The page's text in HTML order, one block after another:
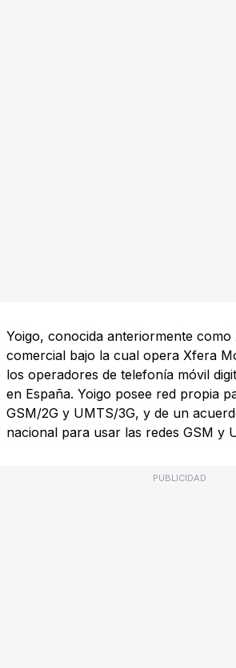
Yoigo, conocida anteriormente
comercial bajo la cual opera Xfera
los operadores de telefonía móvil
en España. Yoigo posee red propia
GSM/2G y UMTS/3G, y de un
nacional para usar las redes GSM y
PUBLICIDAD